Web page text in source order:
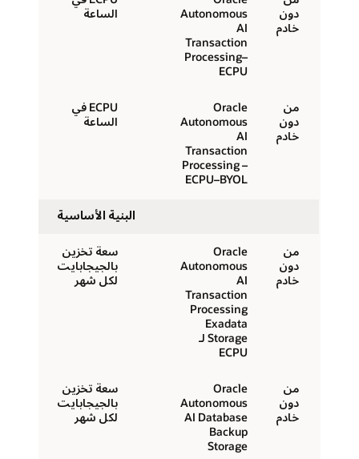
دون
خادم
Autonomous
AI
Transaction
Processing–
ECPU
الساعة
من
دون
خادم
Oracle
Autonomous
AI
Transaction
Processing –
ECPU–BYOL
ECPU في
الساعة
البنية الأساسية
من
دون
خادم
Oracle
Autonomous
AI
Transaction
Processing
Exadata
Storage لـ
ECPU
سعة تخزين
بالجيجابايت
لكل شهر
من
دون
خادم
Oracle
Autonomous
AI Database
Backup
Storage
سعة تخزين
بالجيجابايت
لكل شهر